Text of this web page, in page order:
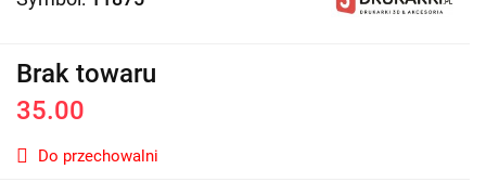
Brak towaru
35.00
Do przechowalni